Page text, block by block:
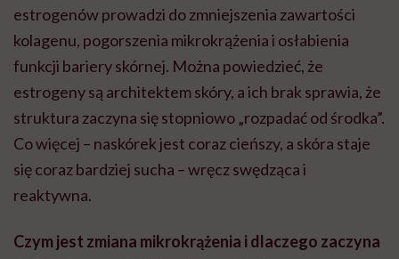
estrogenów prowadzi do zmniejszenia zawartości
kolagenu, pogorszenia mikrokrążenia i osłabienia
funkcji bariery skórnej. Można powiedzieć, że
estrogeny są architektem skóry, a ich brak sprawia, że
struktura zaczyna się stopniowo „rozpadać od środka”.
Co więcej – naskórek jest coraz cieńszy, a skóra staje
się coraz bardziej sucha – wręcz swędząca i
reaktywna.
Czym jest zmiana mikrokrążenia i dlaczego zaczyna